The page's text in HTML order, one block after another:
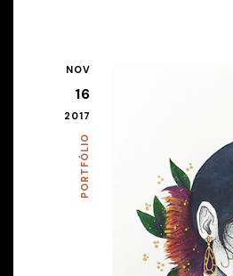
NOV
16
2017
PORTFÓLIO